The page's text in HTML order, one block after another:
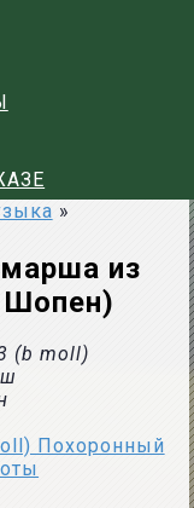
»
из
(b moll)